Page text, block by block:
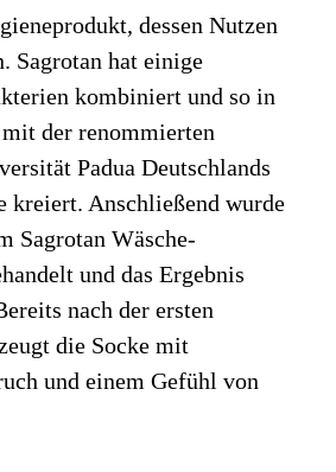
dessen Nutzen
Sagrotan hat einige
kombiniert und so in
der renommierten
Padua Deutschlands
kreiert. Anschließend wurde
Sagrotan Wäsche-
und das Ergebnis
nach der ersten
die Socke mit
und einem Gefühl von